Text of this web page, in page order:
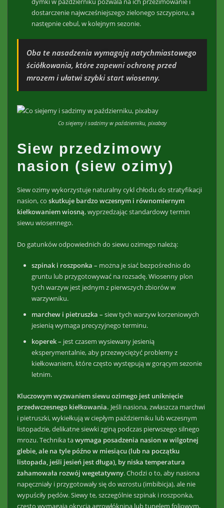
dostarczenie najwcześniejszego zielonego szczypioru, a
następnie cebul, w kolejnym sezonie.
Oba te nasadzenia wymagają natychmiastowego
ściółkowania, które zapewni ochronę przed
mrozem i ułatwi szybki start wiosenny.
Co siejemy i sadzimy w październiku, pixabay
Siew przedzimowy
nasion (siew ozimy)
Siew ozimy wykorzystuje naturalny cykl chłodu do stratyfikacji
nasion, co skutkuje bardzo wczesnym i równomiernym
kiełkowaniem wiosną, wyprzedzając standardowy termin
siewu wiosennego.
Do gatunków odpowiednich do siewu ozimego należą:
szpinak i roszponka – można je siać bezpośrednio do
gruntu lub przygotowywać na rozsadę. Wiosenny plon
tych warzyw jest jednym z pierwszych zbiorów w
warzywniku.
marchew i pietruszka – siew tych warzyw korzeniowych
jesienią wymaga precyzyjnego terminu.
koperek – jest czasem wysiewany jesienią
eksperymentalnie, aby przezwyciężyć problemy z
kiełkowaniem, które często występują w gorącym sezonie
letnim.
Kluczowym wyzwaniem siewu ozimego jest uniknięcie
przedwczesnego kiełkowania. Jeśli nasiona, zwłaszcza marchwi
i pietruszki, wykiełkują w ciepłym październiku lub wczesnym
listopadzie, delikatne siewki zginą podczas pierwszego silnego
mrozu. Technika tawymaga posadzenia nasion w wilgotnej
glebie, ale na tyle późno w miesiącu (lub na początku
listopada, jeśli jesień jest długa), by niska temperatura
zahamowała rozwój wegetatywny. Chodzi o to, aby nasiona
napęczniały i przygotowały się do wzrostu (imbibicja), ale nie
wypuściły pędów. Siewy te, szczególnie szpinak i roszponka,
często wymagają okrycia agrowłókniną lub tunelem foliowym,